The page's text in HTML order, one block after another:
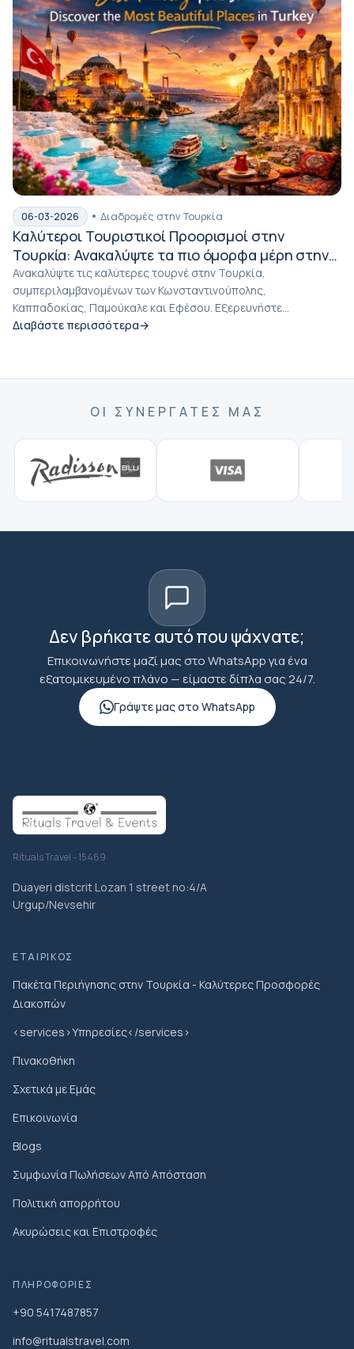
06-03-2026 Διαδρομές στην Τουρκία
Καλύτεροι Τουριστικοί Προορισμοί στην
Τουρκία: Ανακαλύψτε τα πιο όμορφα μέρη στην
Τουρκία
Ανακαλύψτε τις καλύτερες τουρνέ στην Τουρκία,
συμπεριλαμβανομένων των Κωνσταντινούπολης,
Καππαδοκίας, Παμούκαλε και Εφέσου. Εξερευνήστε...
Διαβάστε περισσότερα
ΟΙ ΣΥΝΕΡΓΆΤΕΣ ΜΑΣ
Δεν βρήκατε αυτό που ψάχνατε;
Επικοινωνήστε μαζί μας στο WhatsApp για ένα
εξατομικευμένο πλάνο — είμαστε δίπλα σας 24/7.
Γράψτε μας στο WhatsApp
Rituals Travel - 15469
Duayeri distcrit Lozan 1 street no:4/A
Urgup/Nevsehir
ΕΤΑΙΡΙΚΌΣ
Πακέτα Περιήγησης στην Τουρκία - Καλύτερες Προσφορές
Διακοπών
<services>Υπηρεσίες</services>
Πινακοθήκη
Σχετικά με Εμάς
Επικοινωνία
Blogs
Συμφωνία Πωλήσεων Από Απόσταση
Πολιτική απορρήτου
Ακυρώσεις και Επιστροφές
ΠΛΗΡΟΦΟΡΊΕΣ
+90 5417487857
info@ritualstravel.com